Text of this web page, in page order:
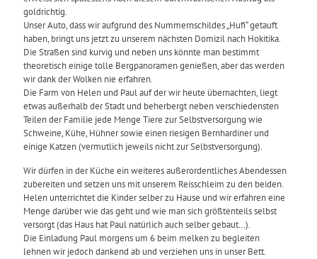
goldrichtig.
Unser Auto, dass wir aufgrund des Nummernschildes „Hufi“ getauft
haben, bringt uns jetzt zu unserem nächsten Domizil nach Hokitika.
Die Straßen sind kurvig und neben uns könnte man bestimmt
theoretisch einige tolle Bergpanoramen genießen, aber das werden
wir dank der Wolken nie erfahren.
Die Farm von Helen und Paul auf der wir heute übernachten, liegt
etwas außerhalb der Stadt und beherbergt neben verschiedensten
Teilen der Familie jede Menge Tiere zur Selbstversorgung wie
Schweine, Kühe, Hühner sowie einen riesigen Bernhardiner und
einige Katzen (vermutlich jeweils nicht zur Selbstversorgung).
Wir dürfen in der Küche ein weiteres außerordentliches Abendessen
zubereiten und setzen uns mit unserem Reisschleim zu den beiden.
Helen unterrichtet die Kinder selber zu Hause und wir erfahren eine
Menge darüber wie das geht und wie man sich größtenteils selbst
versorgt (das Haus hat Paul natürlich auch selber gebaut…).
Die Einladung Paul morgens um 6 beim melken zu begleiten
lehnen wir jedoch dankend ab und verziehen uns in unser Bett.